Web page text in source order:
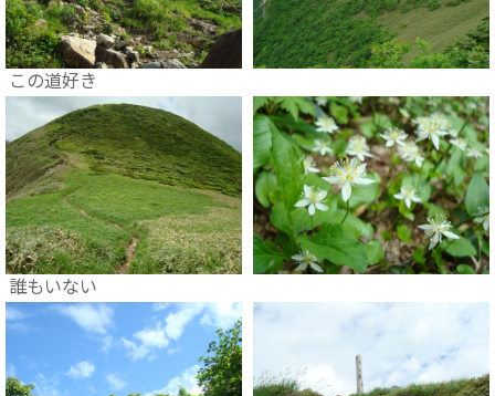
この道好き
誰もいない